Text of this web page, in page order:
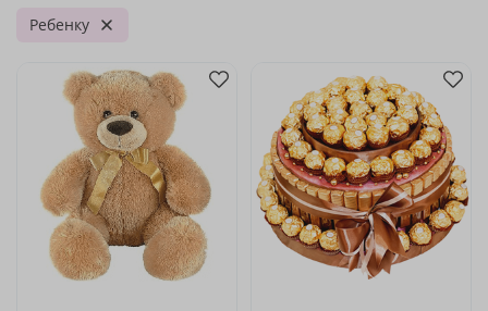
Ребенку